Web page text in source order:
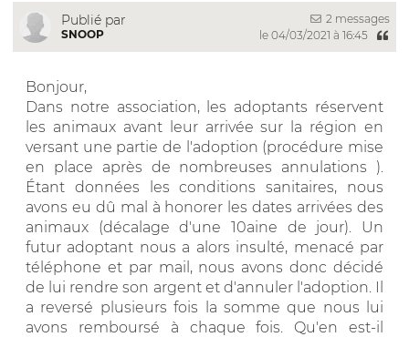
Publié par
SNOOP
2 messages
le 04/03/2021 à 16:45
Bonjour,
Dans notre association, les adoptants réservent
les animaux avant leur arrivée sur la région en
versant une partie de l'adoption (procédure mise
en place après de nombreuses annulations ).
Étant données les conditions sanitaires, nous
avons eu dû mal à honorer les dates arrivées des
animaux (décalage d'une 10aine de jour). Un
futur adoptant nous a alors insulté, menacé par
téléphone et par mail, nous avons donc décidé
de lui rendre son argent et d'annuler l'adoption. Il
a reversé plusieurs fois la somme que nous lui
avons remboursé à chaque fois. Qu'en est-il